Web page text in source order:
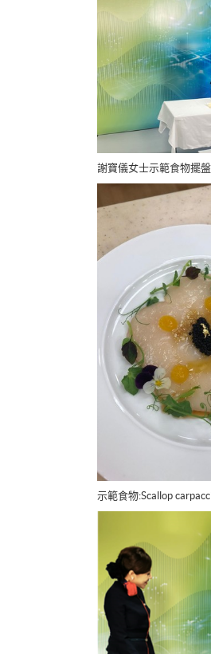
謝寶儀女士示範食物擺
示範食物:Scallop